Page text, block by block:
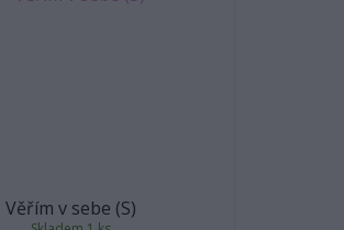
Věřím v sebe (S)